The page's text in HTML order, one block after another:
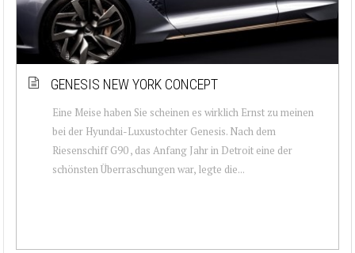
GENESIS NEW YORK CONCEPT
Eine Meise haben Sie scheinen es wirklich Ernst zu meinen
bei der Hyundai-Luxustochter Genesis. Nach dem
Riesenschiff G90 , das Anfang Jahr in Detroit eine der
schönsten Überraschungen war, legte die...